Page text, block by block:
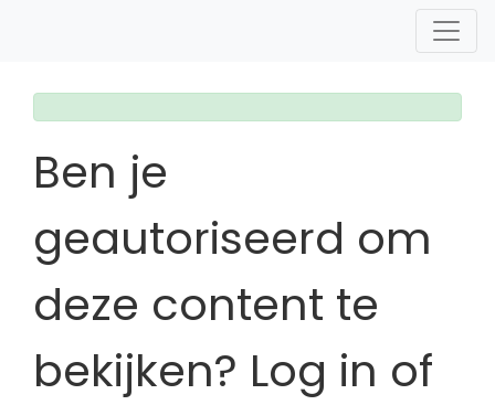
Ben je
geautoriseerd om
deze content te
bekijken? Log in of